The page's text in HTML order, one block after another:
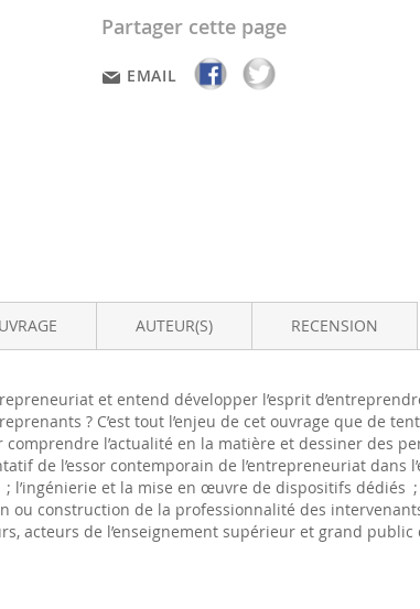
Partager cette page
EMAIL
et entend développer l’esprit
? C’est tout l’enjeu de cet ouvrage que de
l’actualité en la matière et dessiner des
de l’essor contemporain de l’entrepreneuriat
l’ingénierie et la mise en œuvre de dispositifs dédiés
construction de la professionnalité des
acteurs de l’enseignement supérieur et grand
AUTEUR(S) RECENSION